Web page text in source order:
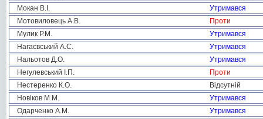
Мокан В.І.
Утримався
Мотовиловець А.В.
Проти
Мулик Р.М.
Утримався
Нагаєвський А.С.
Утримався
Нальотов Д.О.
Утримався
Негулевський І.П.
Проти
Нестеренко К.О.
Відсутній
Новіков М.М.
Утримався
Одарченко А.М.
Утримався